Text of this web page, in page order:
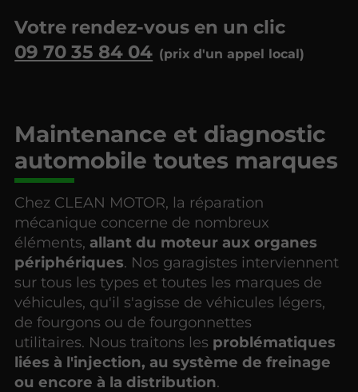
Votre rendez-vous en un clic
09 70 35 84 04
Maintenance et diagnostic
automobile toutes marques
Chez CLEAN MOTOR, la réparation
mécanique concerne de nombreux
éléments, allant du moteur aux organes
périphériques. Nos garagistes interviennent
sur tous les types et toutes les marques de
véhicules, qu'il s'agisse de véhicules légers,
de fourgons ou de fourgonnettes
utilitaires. Nous traitons les problématiques
liées à l'injection, au système de freinage
ou encore à la distribution.